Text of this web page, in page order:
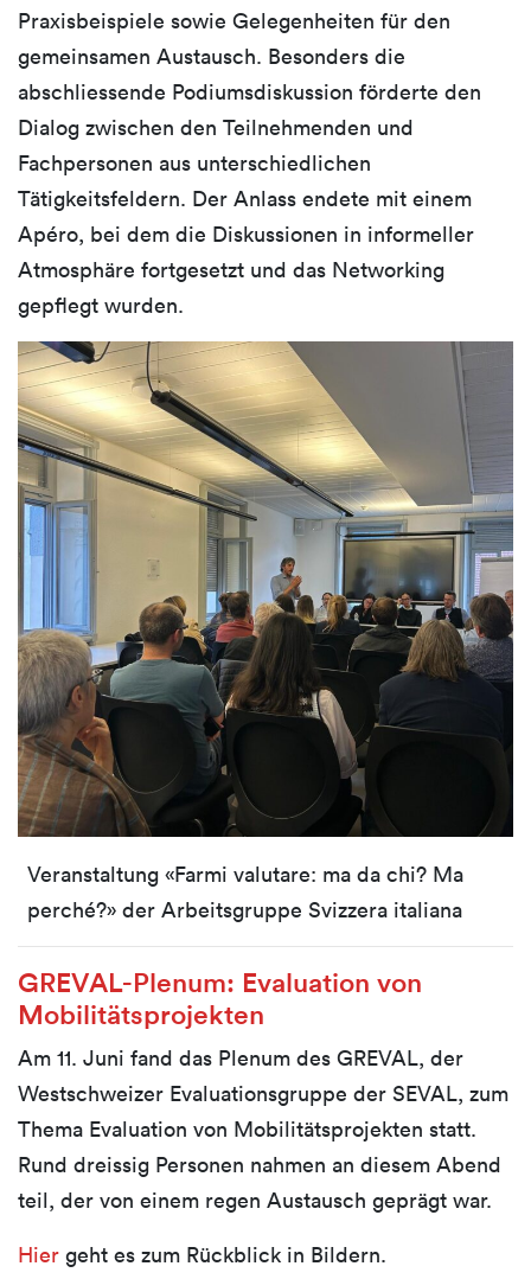
Praxisbeispiele sowie Gelegenheiten für den
gemeinsamen Austausch. Besonders die
abschliessende Podiumsdiskussion förderte den
Dialog zwischen den Teilnehmenden und
Fachpersonen aus unterschiedlichen
Tätigkeitsfeldern. Der Anlass endete mit einem
Apéro, bei dem die Diskussionen in informeller
Atmosphäre fortgesetzt und das Networking
gepflegt wurden.
Veranstaltung «Farmi valutare: ma da chi? Ma
perché?» der Arbeitsgruppe Svizzera italiana
GREVAL-Plenum: Evaluation von
Mobilitätsprojekten
Am 11. Juni fand das Plenum des GREVAL, der
Westschweizer Evaluationsgruppe der SEVAL, zum
Thema Evaluation von Mobilitätsprojekten statt.
Rund dreissig Personen nahmen an diesem Abend
teil, der von einem regen Austausch geprägt war.
Hier geht es zum Rückblick in Bildern.